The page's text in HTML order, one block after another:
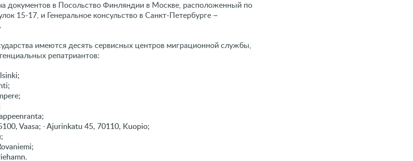
документов в Посольство Финляндии в Москве, расположенный по
15-17, и Генеральное консульство в Санкт-Петербурге –
имеются десять сервисных центров миграционной службы,
репатриантов:
Vaasa; · Ajurinkatu 45, 70110, Kuopio;